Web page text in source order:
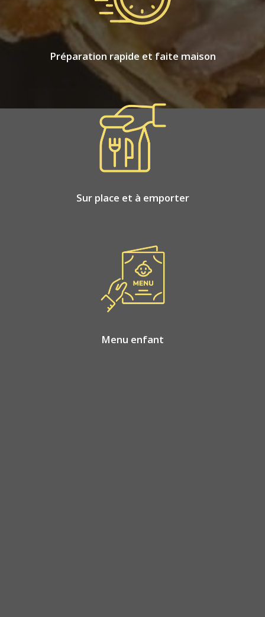
Préparation rapide et faite maison
Sur place et à emporter
Menu enfant